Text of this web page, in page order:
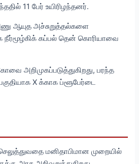
11 பேர் உயிரிழந்தனர்.
ஆயுத அச்சுறுத்தல்களை
கப்பல் தென் கொரியாவை
அறிமுகப்படுத்துகிறது, பரந்த
X க்காக ப்ளூபேர்டை
மனிதாபிமான முறையில்